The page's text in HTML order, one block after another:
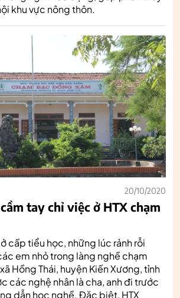
khu vực nông thôn.
20/10/2020
tay chỉ việc ở HTX chạm
cấp tiểu học, những lúc rảnh rỗi
em nhỏ trong làng nghề chạm
Hồng Thái, huyện Kiến Xương, tỉnh
các nghệ nhân là cha, anh đi trước
dẫn học nghề. Đặc biệt, HTX